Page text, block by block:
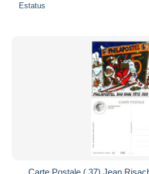
Estatus
Carte Postale ( 37) Jean